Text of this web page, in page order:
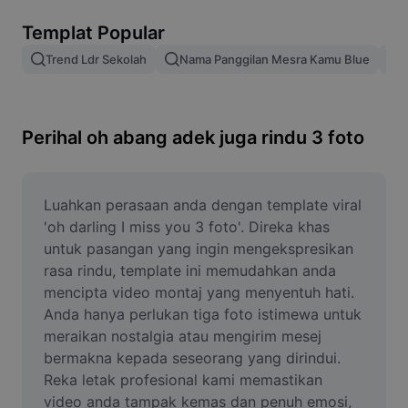
Gabungan imej
Ubah Saiz Imej
Penjana Meme
AI Text Remover
AI People Remover
AI Inpainting
Face Cutout
Templat Popular
Trend Ldr Sekolah Nama Panggilan Mesra Kamu Blue
Perihal oh abang adek juga rindu 3 foto
Luahkan perasaan anda dengan template viral
'oh darling I miss you 3 foto'. Direka khas
untuk pasangan yang ingin mengekspresikan
rasa rindu, template ini memudahkan anda
mencipta video montaj yang menyentuh hati.
Anda hanya perlukan tiga foto istimewa untuk
meraikan nostalgia atau mengirim mesej
bermakna kepada seseorang yang dirindui.
Reka letak profesional kami memastikan
video anda tampak kemas dan penuh emosi,